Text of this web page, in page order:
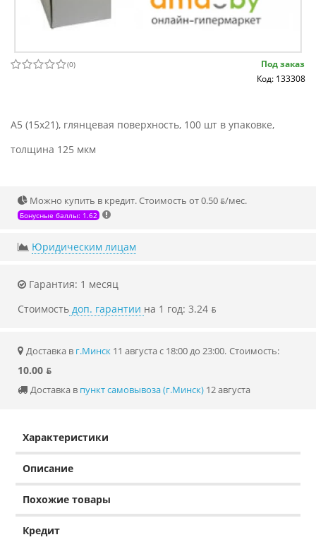
(0)
Под заказ
Код: 133308
A5 (15x21), глянцевая поверхность, 100 шт в упаковке,
толщина 125 мкм
Можно купить в кредит. Стоимость от 0.50 ƃ/мec.
Бонусные баллы: 1.62
Юридическим лицам
Гарантия: 1 месяц
Стоимость доп. гарантии на 1 год: 3.24 ƃ
Доставка в г.Минск 11 августа с 18:00 до 23:00. Стоимость:
10.00 ƃ
Доставка в пункт самовывоза (г.Минск) 12 августа
Характеристики
Описание
Похожие товары
Кредит